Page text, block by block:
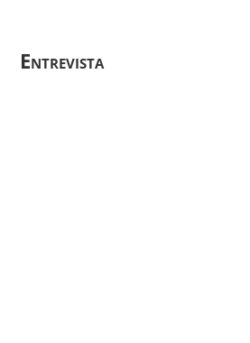
Entrevista